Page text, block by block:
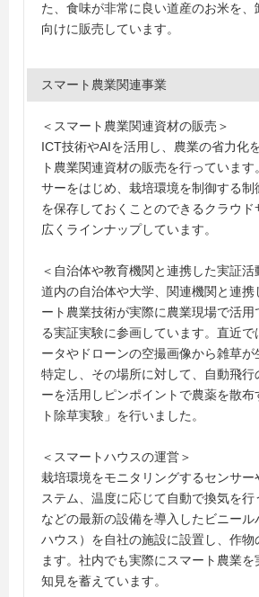
た、食味が非常に良い道産のお米を
向けに販売しています。
スマート農業関連事業
＜スマート農業関連資材の販売＞
ICT技術やAIを活用し、農業の省力化
ト農業関連資材の販売を行っていま
サーをはじめ、栽培環境を制御する制
を保存しておくことのできるクラウ
広くラインナップしています。
＜自治体や教育機関と連携した実証活
道内の自治体や大学、関連機関と連携
ート農業技術が実際に農業現場で活用
る実証実験に参画しています。直近
ータやドローンの空撮画像から雑草が
特定し、その場所に対して、自動飛行
ーを活用しピンポイントで農薬を散布
ト除草実験」を行いました。
＜スマートハウスの運営＞
栽培環境をモニタリングするセンサー
ステム、温度に応じて自動で換気を行
などの最新の設備を導入したビニール
ハウス）を自社の施設に設置し、作物
ます。社内でも実際にスマート農業を
知見を蓄えています。